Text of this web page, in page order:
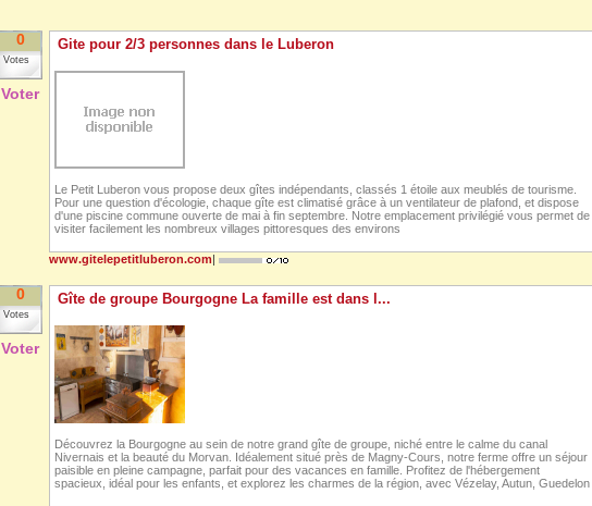
0
Votes
Voter
Gite pour 2/3 personnes dans le Luberon
Le Petit Luberon vous propose deux gîtes indépendants, classés 1 étoile aux meublés de tourisme.
Pour une question d'écologie, chaque gîte est climatisé grâce à un ventilateur de plafond, et dispose
d'une piscine commune ouverte de mai à fin septembre. Notre emplacement privilégié vous permet de
visiter facilement les nombreux villages pittoresques des environs
www.gitelepetitluberon.com
0
Votes
Voter
Gîte de groupe Bourgogne La famille est dans l...
Découvrez la Bourgogne au sein de notre grand gîte de groupe, niché entre le calme du canal
Nivernais et la beauté du Morvan. Idéalement situé près de Magny-Cours, notre ferme offre un séjour
paisible en pleine campagne, parfait pour des vacances en famille. Profitez de l'hébergement
spacieux, idéal pour les enfants, et explorez les charmes de la région, avec Vézelay, Autun, Guedelon